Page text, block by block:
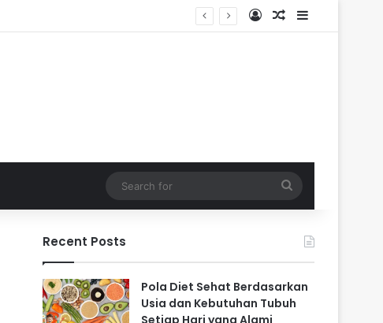
Log InRandom Article
Sidebar
for
Recent Posts
Pola Diet Sehat Berdasarkan
Usia dan Kebutuhan Tubuh
Setiap Hari yang Alami